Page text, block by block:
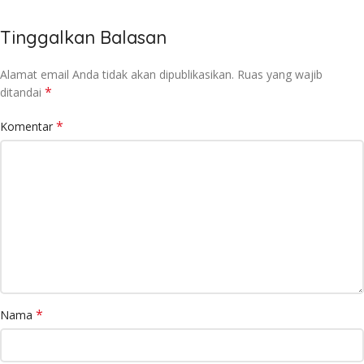
Tinggalkan Balasan
Alamat email Anda tidak akan dipublikasikan. Ruas yang wajib
ditandai *
Komentar *
Nama *